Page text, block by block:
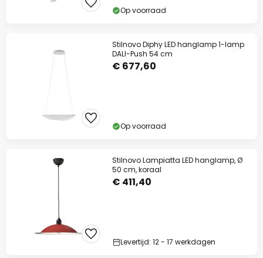
Op voorraad
Stilnovo Diphy LED hanglamp 1-lamp
DALI-Push 54 cm
€ 677,60
Op voorraad
Stilnovo Lampiatta LED hanglamp, Ø
50 cm, koraal
€ 411,40
Levertijd: 12 - 17 werkdagen